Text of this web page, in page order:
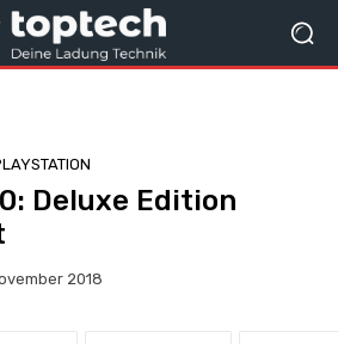
Deluxe Edition
2018